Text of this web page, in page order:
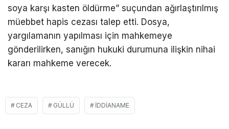
soya karşı kasten öldürme” suçundan ağırlaştırılmış
müebbet hapis cezası talep etti. Dosya,
yargılamanın yapılması için mahkemeye
gönderilirken, sanığın hukuki durumuna ilişkin nihai
kararı mahkeme verecek.
CEZA GÜLLÜ IDDIANAME